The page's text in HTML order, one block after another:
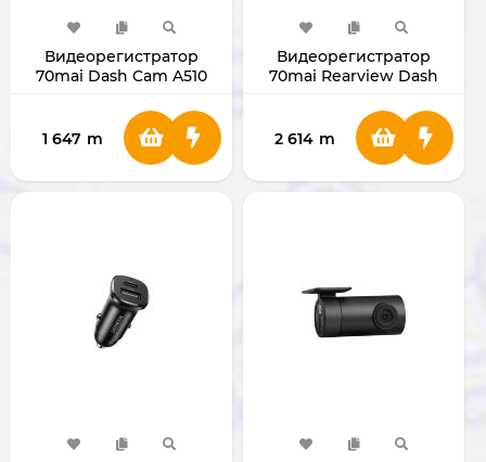
Видеорегистратор
70mai Dash Cam A510
1 647 m
Видеорегистратор
70mai Rearview Dash
2 614 m